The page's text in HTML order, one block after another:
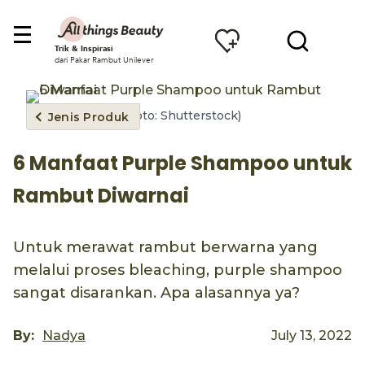
Trik & Inspirasi
dari Pakar Rambut Unilever
Jenis Produk(Foto: Shutterstock)
6 Manfaat Purple Shampoo untuk
Rambut Diwarnai
Untuk merawat rambut berwarna yang
melalui proses bleaching, purple shampoo
sangat disarankan. Apa alasannya ya?
By: Nadya July 13, 2022